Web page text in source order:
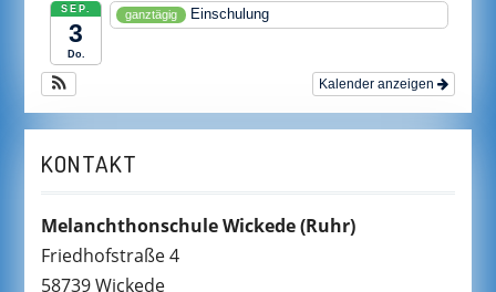
SEP.
3
Do.
ganztägig Einschulung
Kalender anzeigen
KONTAKT
Melanchthonschule Wickede(Ruhr)
Friedhofstraße 4
58739 Wickede